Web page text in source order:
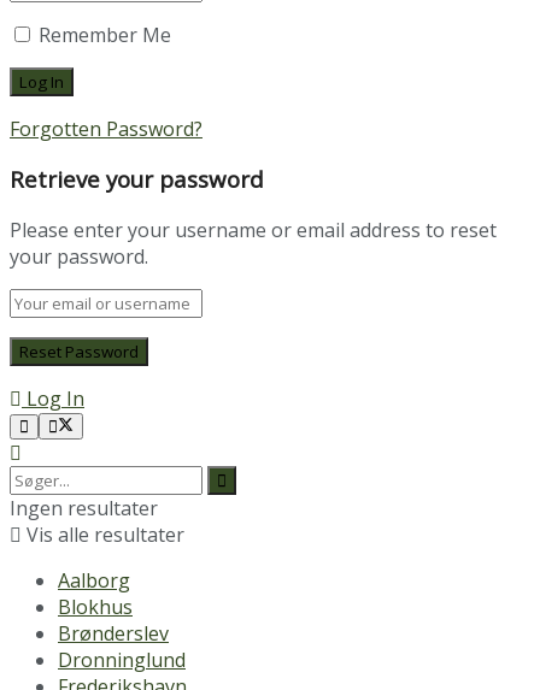
Remember Me
Forgotten Password?
Retrieve your password
Please enter your username or email address to reset
your password.
Log In
Ingen resultater
Vis alle resultater
Aalborg
Blokhus
Brønderslev
Dronninglund